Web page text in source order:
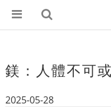
鎂：人體不可
2025-05-28